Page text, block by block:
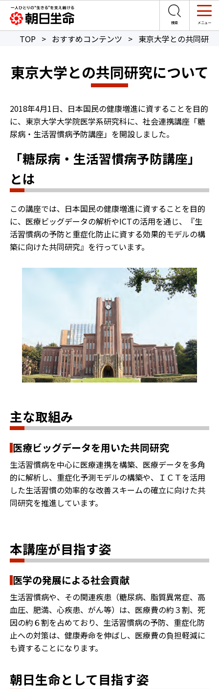
TOP > おすすめコンテンツ > 東京大学との共同研
東京大学との共同研究について
2018年4月1日、日本国民の健康増進に資することを目的
に、東京大学大学院医学系研究科に、社会連携講座「糖
尿病・生活習慣病予防講座」を開設しました。
「糖尿病・生活習慣病予防講座」
とは
この講座では、日本国民の健康増進に資することを目的
に、医療ビッグデータの解析やICTの活用を通じ、『生
活習慣病の予防と重症化防止に資する効果的モデルの構
築に向けた共同研究』を行っています。
主な取組み
医療ビッグデータを用いた共同研究
生活習慣病を中心に医療連携を構築、医療データを多角
的に解析し、重症化予測モデルの構築や、ＩＣＴを活用
した生活習慣の効率的な改善スキームの確立に向けた共
同研究を推進しています。
本講座が目指す姿
医学の発展による社会貢献
生活習慣病や、その関連疾患（糖尿病、脂質異常症、高
血圧、肥満、心疾患、がん等）は、医療費の約３割、死
因の約６割を占めており、生活習慣病の予防、重症化防
止への対策は、健康寿命を伸ばし、医療費の負担軽減に
も資することになります。
朝日生命として目指す姿